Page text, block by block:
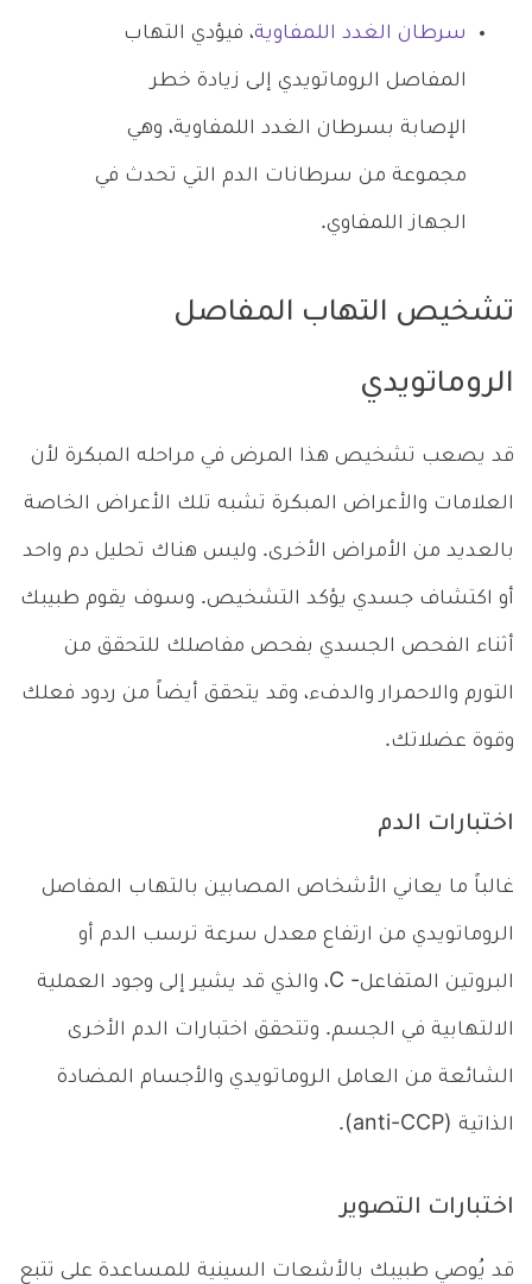
سرطان الغدد اللمفاوية، فيؤدي التهاب
المفاصل الروماتويدي إلى زيادة خطر
الإصابة بسرطان الغدد اللمفاوية، وهي
مجموعة من سرطانات الدم التي تحدث في
الجهاز اللمفاوي.
تشخيص التهاب المفاصل
الروماتويدي
قد يصعب تشخيص هذا المرض في مراحله المبكرة لأن
العلامات والأعراض المبكرة تشبه تلك الأعراض الخاصة
بالعديد من الأمراض الأخرى. وليس هناك تحليل دم واحد
أو اكتشاف جسدي يؤكد التشخيص. وسوف يقوم طبيبك
أثناء الفحص الجسدي بفحص مفاصلك للتحقق من
التورم والاحمرار والدفء، وقد يتحقق أيضاً من ردود فعلك
وقوة عضلاتك.
اختبارات الدم
غالباً ما يعاني الأشخاص المصابين بالتهاب المفاصل
الروماتويدي من ارتفاع معدل سرعة ترسب الدم أو
البروتين المتفاعل- C، والذي قد يشير إلى وجود العملية
الالتهابية في الجسم. وتتحقق اختبارات الدم الأخرى
الشائعة من العامل الروماتويدي والأجسام المضادة
الذاتية (anti-CCP).
اختبارات التصوير
قد يُوصي طبيبك بالأشعات السينية للمساعدة على تتبع